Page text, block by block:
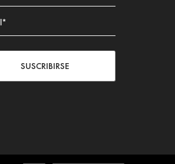
SUSCRIBIRSE